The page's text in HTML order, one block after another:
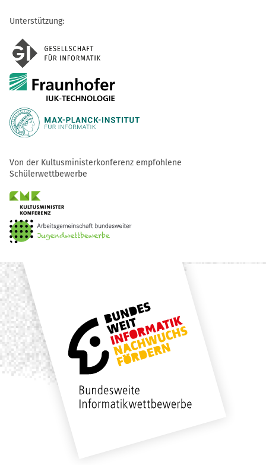
Unterstützung:
Von der Kultusministerkonferenz empfohlene
Schülerwettbewerbe